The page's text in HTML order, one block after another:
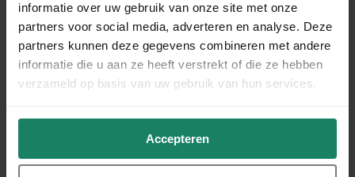
informatie over uw gebruik van onze site met onze
partners voor social media, adverteren en analyse. Deze
partners kunnen deze gegevens combineren met andere
informatie die u aan ze heeft verstrekt of die ze hebben
verzameld op basis van uw gebruik van hun services.
Accepteren